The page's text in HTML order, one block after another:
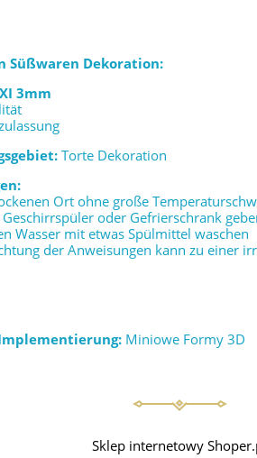
Süßwaren Dekoration:
3mm
Torte Dekoration
Ort ohne große
oder Gefrierschrank
Wasser mit etwas Spülmittel waschen
der Anweisungen kann zu einer
Miniowe Formy 3D
Sklep internetowy